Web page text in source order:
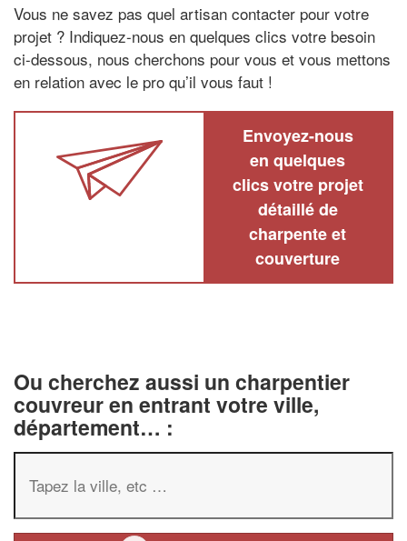
Vous ne savez pas quel artisan contacter pour votre
projet ? Indiquez-nous en quelques clics votre besoin
ci-dessous, nous cherchons pour vous et vous mettons
en relation avec le pro qu’il vous faut !
Envoyez-nous
en quelques
clics votre projet
détaillé de
charpente et
couverture
Ou cherchez aussi un charpentier
couvreur en entrant votre ville,
département… :